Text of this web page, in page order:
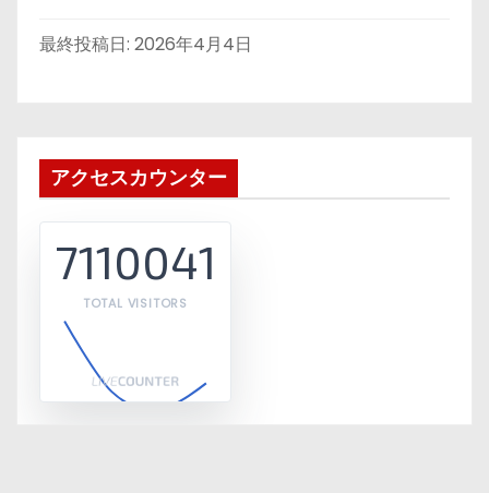
最終投稿日: 2026年4月4日
アクセスカウンター
7110041
TOTAL VISITORS